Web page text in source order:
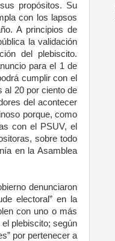
propósitos. Su
con los lapsos
A principios de
la validación
del plebiscito.
para el 1 de
cumplir con el
al 20 por ciento de
del acontecer
porque, como
con el PSUV, el
sobre todo
en la Asamblea
denunciaron
electoral” en la
con uno o más
plebiscito; según
por pertenecer a